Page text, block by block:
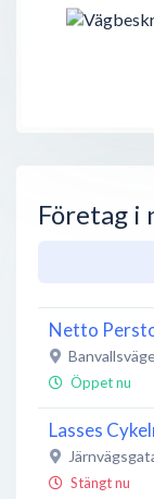
Företag i
Netto
Öppet nu
Lasses
Stängt nu